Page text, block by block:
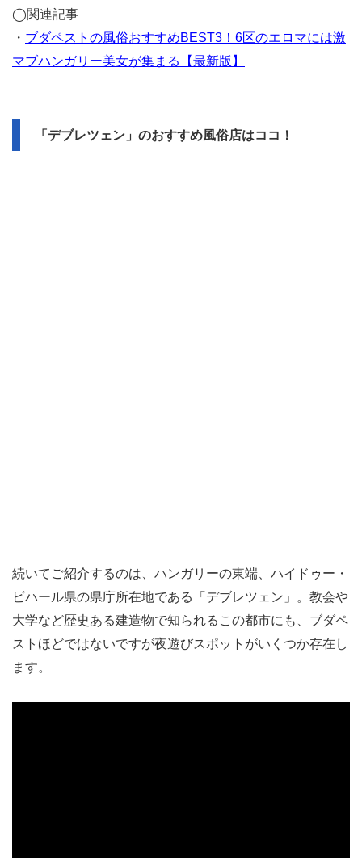
◯関連記事
・ ブダペストの風俗おすすめBEST3！6区のエロマには激
マブハンガリー美女が集まる【最新版】
「デブレツェン」のおすすめ風俗店はココ！
続いてご紹介するのは、ハンガリーの東端、ハイドゥー・
ビハール県の県庁所在地である「デブレツェン」。教会や
大学など歴史ある建造物で知られるこの都市にも、ブダペ
ストほどではないですが夜遊びスポットがいくつか存在し
ます。